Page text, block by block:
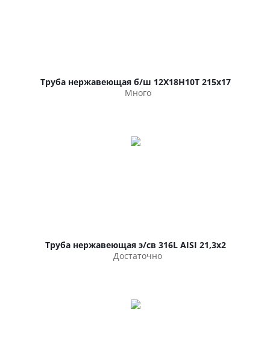
Труба нержавеющая б/ш 12Х18Н10Т 215х17
Много
Труба нержавеющая э/св 316L AISI 21,3х2
Достаточно